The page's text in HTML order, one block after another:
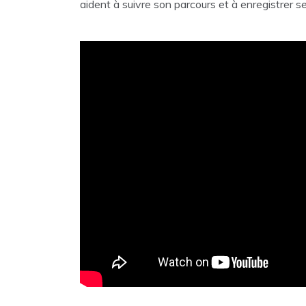
aident à suivre son parcours et à enregistrer